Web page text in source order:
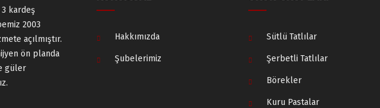
3 kardeş
2003
açılmıştır.
ön planda
güler
Hakkımızda
Şubelerimiz
Sütlü Tatlılar
Şerbetli Tatlılar
Börekler
Kuru Pastalar